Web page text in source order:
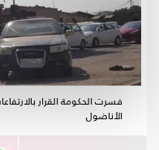
فسرت الحكومة القرار
الأناضول